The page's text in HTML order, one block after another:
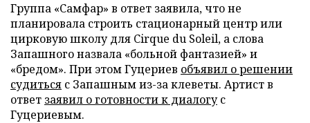
Группа «Самфар» в ответ заявила, что не
планировала строить стационарный центр или
цирковую школу для Cirque du Soleil, а слова
Запашного назвала «больной фантазией» и
«бредом». При этом Гуцериев объявил о решении
судиться с Запашным из-за клеветы. Артист в
ответ заявил о готовности к диалогус
Гуцериевым.